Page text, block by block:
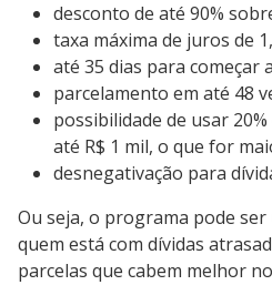
desconto de até 90%
taxa máxima de juros de
até 35 dias para começar
parcelamento em até 48
possibilidade de usar
até R$ 1 mil, o que for
desnegativação para
Ou seja, o programa pode
quem está com dívidas
parcelas que cabem melhor